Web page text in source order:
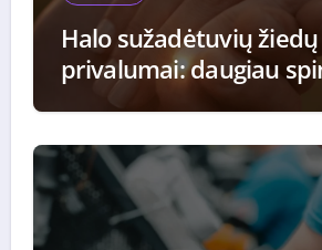
Halo sužadėtuvių žiedų
privalumai: daugiau
tą pačią kainą